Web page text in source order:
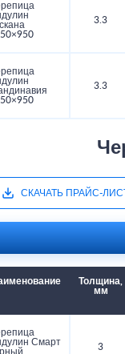
3.3
3.3
СКАЧАТЬ ПРАЙС-
Толщина,
мм
Смарт
3